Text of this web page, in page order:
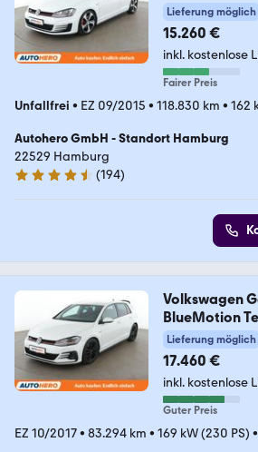
Lieferung möglich
15.260 €
inkl. kostenlose
Fairer Preis
Unfallfrei • EZ 09/2015 • 118.830 km • 162
Autohero GmbH - Standort Hamburg
22529 Hamburg
4.6 Sterne
(194)
Volkswagen
BlueMotion
Lieferung möglich
17.460 €
inkl. kostenlose
Guter Preis
EZ 10/2017• 83.294 km • 169 kW (230 PS) •